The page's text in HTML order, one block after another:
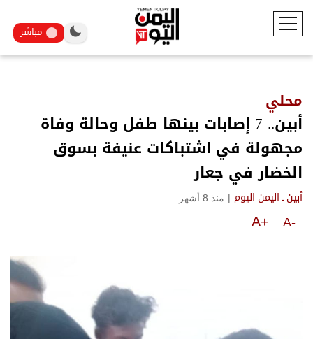
مباشر
محلي
أبين.. 7 إصابات بينها طفل وحالة وفاة
مجهولة في اشتباكات عنيفة بسوق
الخضار في جعار
أبين ـ اليمن اليوم | منذ 8 أشهر
A-
A+